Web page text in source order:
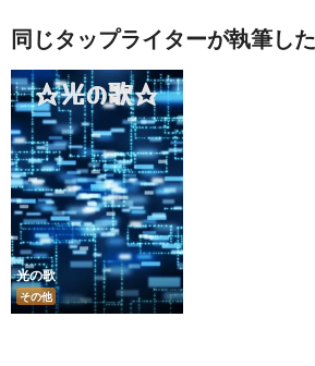
同じタップライターが執筆し
光の歌
その他